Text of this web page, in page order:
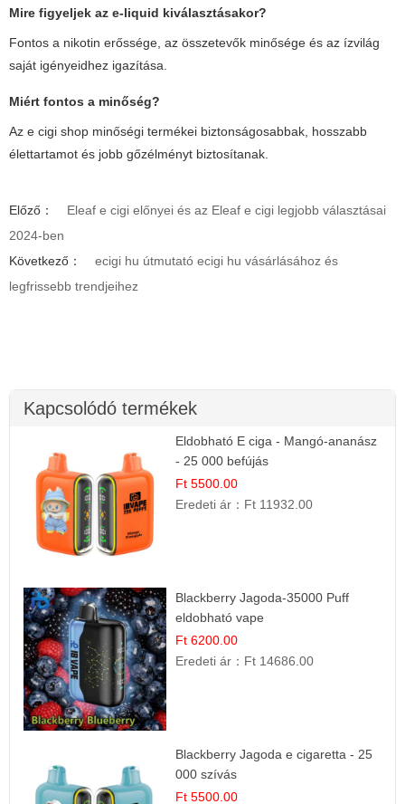
Mire figyeljek az e-liquid kiválasztásakor?
Fontos a nikotin erőssége, az összetevők minősége és az ízvilág
saját igényeidhez igazítása.
Miért fontos a minőség?
Az e cigi shop minőségi termékei biztonságosabbak, hosszabb
élettartamot és jobb gőzélményt biztosítanak.
Előző：
Eleaf e cigi előnyei és az Eleaf e cigi legjobb választásai
2024-ben
Következő：
ecigi hu útmutató ecigi hu vásárlásához és
legfrissebb trendjeihez
Kapcsolódó termékek
Eldobható E ciga - Mangó-ananász
- 25 000 befújás
Ft 5500.00
Eredeti ár： Ft 11932.00
Blackberry Jagoda-35000 Puff
eldobható vape
Ft 6200.00
Eredeti ár： Ft 14686.00
Blackberry Jagoda e cigaretta - 25
000 szívás
Ft 5500.00